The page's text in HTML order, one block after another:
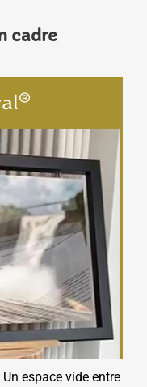
cadre
espace vide entre